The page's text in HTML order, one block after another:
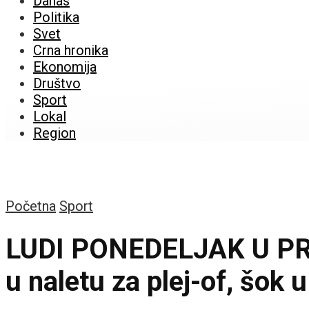
Politika
Svet
Crna hronika
Ekonomija
Društvo
Sport
Lokal
Region
Početna Sport
LUDI PONEDELJAK U
u naletu za plej-of, šok